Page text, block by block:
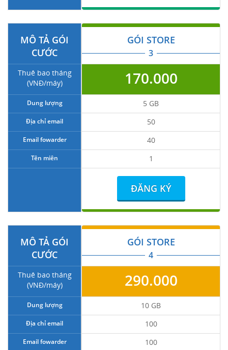
MÔ TẢ GÓI
CƯỚC
Thuê bao tháng
(VNĐ/máy)
Dung lượng
Địa chỉ email
Email fowarder
Tên miên
GÓI STORE
3
170.000
5 GB
50
40
1
ĐĂNG KÝ
MÔ TẢ GÓI
CƯỚC
Thuê bao tháng
(VNĐ/máy)
Dung lượng
Địa chỉ email
Email fowarder
GÓI STORE
4
290.000
10 GB
100
100